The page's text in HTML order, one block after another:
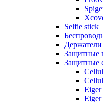
Selfie stick
Защитные
Защитные
Eiger
Eiger